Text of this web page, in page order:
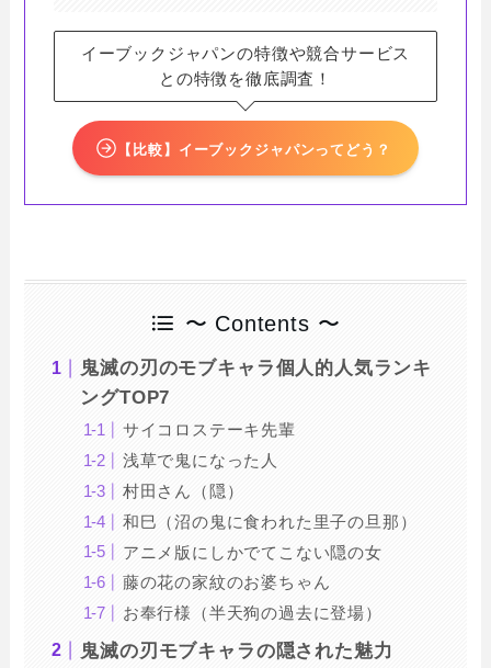
イーブックジャパンの特徴や競合サービス
との特徴を徹底調査！
【比較】イーブックジャパンってどう？
〜 Contents 〜
鬼滅の刃のモブキャラ個人的人気ランキ
ングTOP7
サイコロステーキ先輩
浅草で鬼になった人
村田さん（隠）
和巳（沼の鬼に食われた里子の旦那）
アニメ版にしかでてこない隠の女
藤の花の家紋のお婆ちゃん
お奉行様（半天狗の過去に登場）
鬼滅の刃モブキャラの隠された魅力